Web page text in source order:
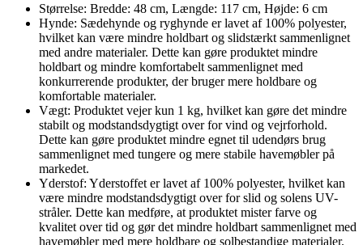
Størrelse: Bredde: 48 cm, Længde: 117 cm, Højde: 6 cm
Hynde: Sædehynde og ryghynde er lavet af 100% polyester,
hvilket kan være mindre holdbart og slidstærkt sammenlignet
med andre materialer. Dette kan gøre produktet mindre
holdbart og mindre komfortabelt sammenlignet med
konkurrerende produkter, der bruger mere holdbare og
komfortable materialer.
Vægt: Produktet vejer kun 1 kg, hvilket kan gøre det mindre
stabilt og modstandsdygtigt over for vind og vejrforhold.
Dette kan gøre produktet mindre egnet til udendørs brug
sammenlignet med tungere og mere stabile havemøbler på
markedet.
Yderstof: Yderstoffet er lavet af 100% polyester, hvilket kan
være mindre modstandsdygtigt over for slid og solens UV-
stråler. Dette kan medføre, at produktet mister farve og
kvalitet over tid og gør det mindre holdbart sammenlignet med
havemøbler med mere holdbare og solbestandige materialer.